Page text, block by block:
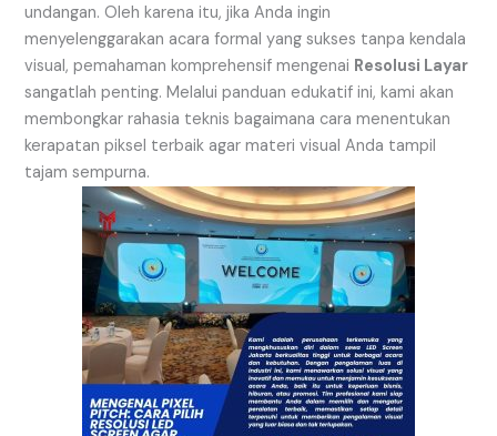
undangan. Oleh karena itu, jika Anda ingin
menyelenggarakan acara formal yang sukses tanpa kendala
visual, pemahaman komprehensif mengenai Resolusi Layar
sangatlah penting. Melalui panduan edukatif ini, kami akan
membongkar rahasia teknis bagaimana cara menentukan
kerapatan piksel terbaik agar materi visual Anda tampil
tajam sempurna.